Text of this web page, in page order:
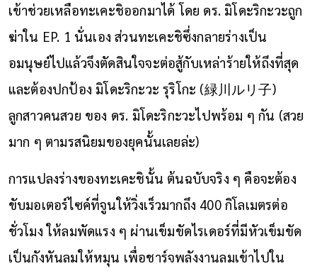
เข้าช่วยเหลือทะเคะชิออกมาได้ โดย ดร. มิโดะริกะวะถูก
ฆ่าใน EP. 1 นั่นเอง ส่วนทะเคะชิซึ่งกลายร่างเป็น
อมนุษย์ไปแล้วจึงตัดสินใจจะต่อสู้กับเหล่าร้ายให้ถึงที่สุด
และต้องปกป้อง มิโดะริกะวะ รุริโกะ (緑川ルリ子)
ลูกสาวคนสวย ของ ดร. มิโดะริกะวะไปพร้อม ๆ กัน (สวย
มาก ๆ ตามรสนิยมของยุคนั้นเลยล่ะ)
การแปลงร่างของทะเคะชินั้น ต้นฉบับจริง ๆ คือจะต้อง
ขับมอเตอร์ไซค์ที่จูนให้วิ่งเร็วมากถึง 400 กิโลเมตรต่อ
ชั่วโมง ให้ลมพัดแรง ๆ ผ่านเข็มขัดไรเดอร์ที่มีหัวเข็มขัด
เป็นกังหันลมให้หมุน เพื่อชาร์จพลังงานลมเข้าไปใน